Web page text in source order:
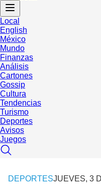
Local
English
México
Mundo
Finanzas
Análisis
Cartones
Gossip
Cultura
Tendencias
Turismo
Deportes
Avisos
Juegos
DEPORTESJUEVES, 3